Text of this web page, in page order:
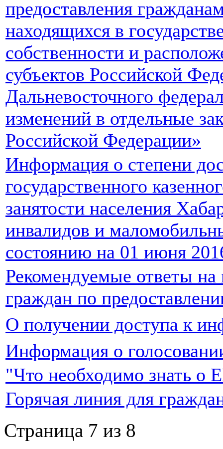
предоставления
находящихся в
собственности и
субъектов Российской
Дальневосточного
изменений в отдельные
Российской Федерации»
Информация о степени
государственного
занятости населения
инвалидов и
состоянию на 01 июня
Рекомендуемые ответы
граждан по
О получении доступа к
Информация о
"Что необходимо знать о
Горячая линия для
Страница 7 из 8